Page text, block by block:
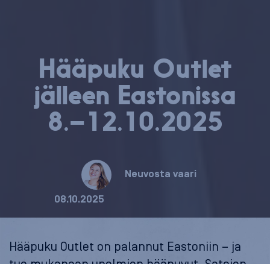
Hääpuku Outlet
jälleen Eastonissa
8.–12.10.2025
Neuvosta vaari
08.10.2025
Hääpuku Outlet on palannut Eastoniin – ja